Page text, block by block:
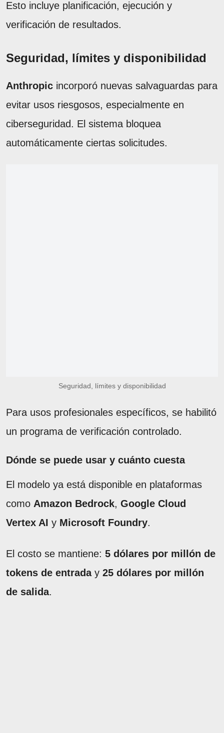
Esto incluye planificación, ejecución y
verificación de resultados.
Seguridad, límites y disponibilidad
Anthropic incorporó nuevas salvaguardas para
evitar usos riesgosos, especialmente en
ciberseguridad. El sistema bloquea
automáticamente ciertas solicitudes.
Seguridad, límites y disponibilidad
Para usos profesionales específicos, se habilitó
un programa de verificación controlado.
Dónde se puede usar y cuánto cuesta
El modelo ya está disponible en plataformas
como Amazon Bedrock, Google Cloud
Vertex AI y Microsoft Foundry.
El costo se mantiene: 5 dólares por millón de
tokens de entraday 25 dólares por millón
de salida.